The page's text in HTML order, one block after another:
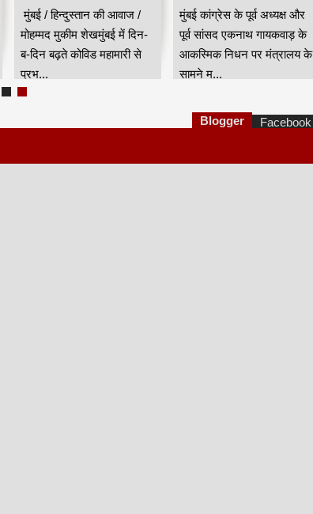
हॉटलाइन सेंटर शुरू किया
मुंबई / हिन्दुस्तान की आवाज /
मोहम्मद मुकीम शेखमुंबई में दिन-
ब-दिन बढ़ते कोविड महामारी से
प्रभ...
मुंबई कांग्रेस के पूर्व अध्यक्ष और
पूर्व सांसद एकनाथ गायकवाड़ के
आकस्मिक निधन पर मंत्रालय के
सामने म...
Blogger Facebook